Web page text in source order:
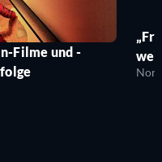
Filme und -